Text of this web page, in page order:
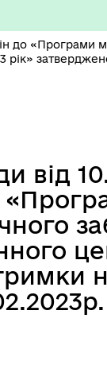
до «Програми
рік»
від